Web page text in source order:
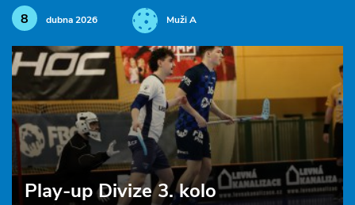
8 dubna 2026 Muži A
Play-up Divize 3. kolo